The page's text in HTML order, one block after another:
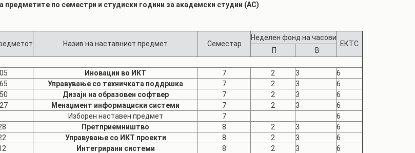
предметите по семестри и студиски години за академски студии (АС)
Назив на наставниот предмет Семестар
Неделен фонд на часови
ЕКТС
П
В
Иновации во ИКТ 7 2 3
6
Управување со техничката поддршка 7 2 3
6
Дизајн на образовен софтвер 7 2 3
6
Менаџмент информациски системи 7 2 3
6
Изборен наставен предмет 7
6
Претприемништво 8 2 3
6
Управување со ИКТ проекти 8 2 3
6
Интегрирани системи 8 2 3
6